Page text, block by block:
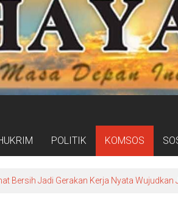
POLITIK KOMSOS
Bersih Jadi Gerakan Kerja Nyata Wujudkan